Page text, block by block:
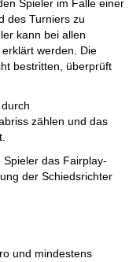
Spieler im Falle einer
des Turniers zu
kann bei allen
werden. Die
bestritten, überprüft
zählen und das
das Fairplay-
der Schiedsrichter
und mindestens